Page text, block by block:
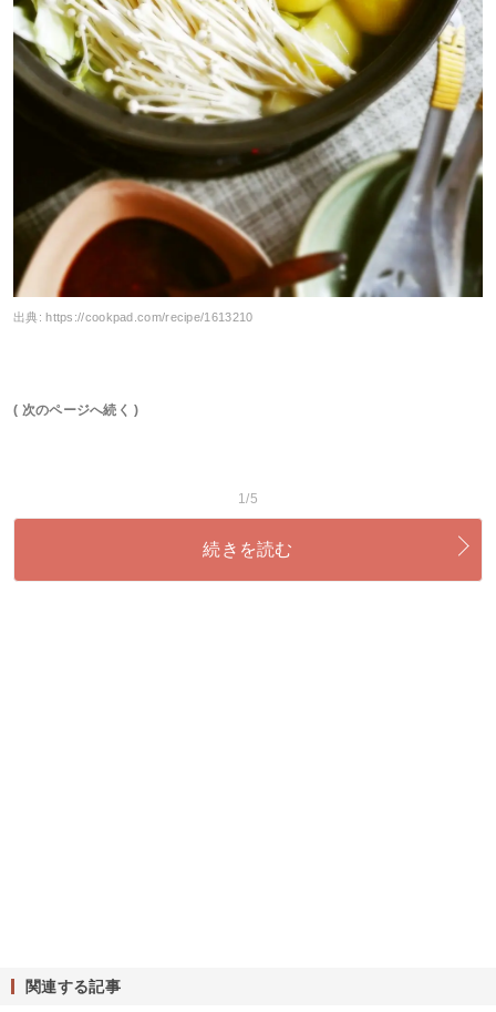
出典: https://cookpad.com/recipe/1613210
( 次のページへ続く )
1/5
続きを読む
関連する記事